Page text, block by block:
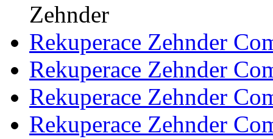
Zehnder
Rekuperace Zehnder
Rekuperace Zehnder
Rekuperace Zehnder
Rekuperace Zehnder